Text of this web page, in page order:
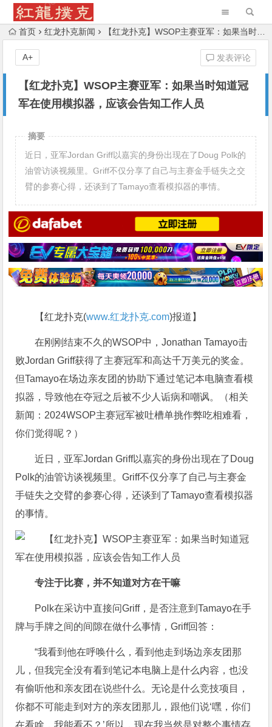
首页 红龙扑克新闻 【红龙扑克】WSOP主赛亚军：如果当时知道冠军在使用模拟器，应该会告知工作人员
【红龙扑克】WSOP主赛亚军：如果当时知道冠
军在使用模拟器，应该会告知工作人员
发表评论
A+
摘要
近日，亚军Jordan Griff以嘉宾的身份出现在了Doug Polk的
油管访谈视频里。Griff不仅分享了自己与主赛金手链失之交
臂的参赛心得，还谈到了Tamayo查看模拟器的事情。
【红龙扑克(www.红龙扑克.com)报道】
在刚刚结束不久的WSOP中，Jonathan Tamayo击
败Jordan Griff获得了主赛冠军和高达千万美元的奖金。
但Tamayo在场边亲友团的协助下通过笔记本电脑查看模
拟器，导致他在夺冠之后被不少人诟病和嘲讽。（相关
新闻： 2024WSOP主赛冠军被吐槽单挑作弊吃相难看，
你们觉得呢？ ）
近日，亚军Jordan Griff以嘉宾的身份出现在了Doug
Polk的油管访谈视频里。Griff不仅分享了自己与主赛金
手链失之交臂的参赛心得，还谈到了Tamayo查看模拟器
的事情。
专注于比赛，并不知道对方在干嘛
Polk在采访中直接问Griff，是否注意到Tamayo在手
牌与手牌之间的间隙在做什么事情，Griff回答：
“我看到他在呼唤什么，看到他走到场边亲友团那
儿，但我完全没有看到笔记本电脑上是什么内容，也没
有偷听他和亲友团在说些什么。无论是什么竞技项目，
你都不可能走到对方的亲友团那儿，跟他们说‘嘿，你们
在看啥，我能看不？’所以，现在我当然是对整个事情存